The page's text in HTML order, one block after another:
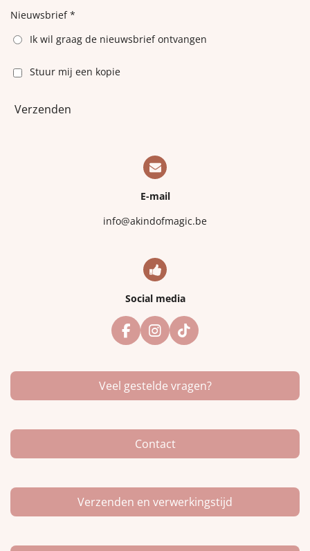
Nieuwsbrief *
Ik wil graag de nieuwsbrief ontvangen
Stuur mij een kopie
Verzenden
E-mail
info@akindofmagic.be
Social media
F
a
e
b
o
k
I
n
t
a
g
a
m
T
i
T
o
k
Veel gestelde vragen?
Contact
Verzenden en verwerkingstijd